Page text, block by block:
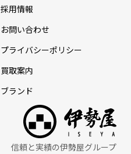
採⽤情報
お問い合わせ
プライバシーポリシー
買取案内
ブランド
信頼と実績の伊勢屋グループ